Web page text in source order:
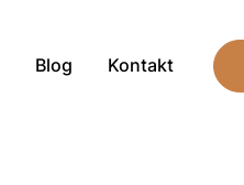
Blog Kontakt